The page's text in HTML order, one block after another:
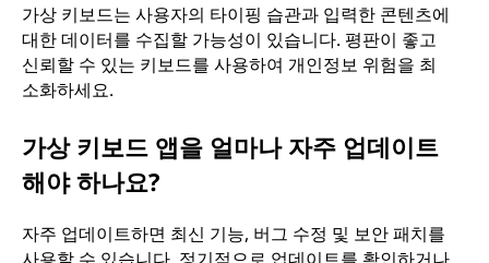
가상 키보드는 사용자의 타이핑 습관과 입력한 콘텐츠에
대한 데이터를 수집할 가능성이 있습니다. 평판이 좋고
신뢰할 수 있는 키보드를 사용하여 개인정보 위험을 최
소화하세요.
가상 키보드 앱을 얼마나 자주 업데이트
해야 하나요?
자주 업데이트하면 최신 기능, 버그 수정 및 보안 패치를
사용할 수 있습니다. 정기적으로 업데이트를 확인하거나